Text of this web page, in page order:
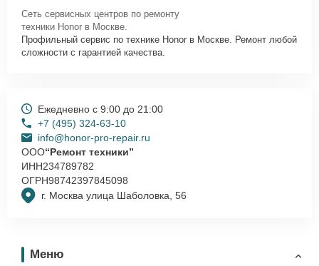
Сеть сервисных центров по ремонту
техники Honor в Москве.
Профильный сервис по технике Honor в Москве. Ремонт любой
сложности с гарантией качества.
г. Москва улица Шаболовка, 56
Ежедневно с 9:00 до 21:00
+7 (495) 324-63-10
info@honor-pro-repair.ru
ООО“Ремонт техники”
ИНН234789782
ОГРН98742397845098
Меню